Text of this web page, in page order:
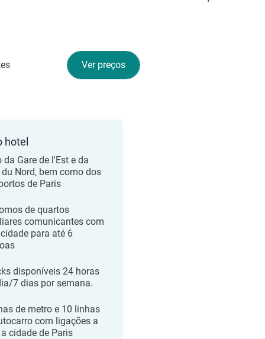
Ver preços
hotel
da Gare de l'Est e da
du Nord, bem como dos
de Paris
de quartos
comunicantes com
para até 6
disponíveis 24 horas
7 dias por semana.
de metro e 10 linhas
com ligações a
cidade de Paris